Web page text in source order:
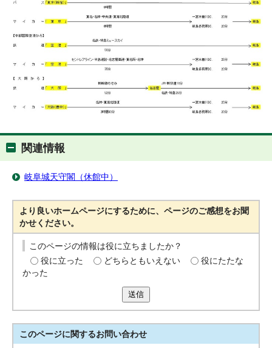
関連情報
岐阜城天守閣（休館中）
より良いホームページにするために、ページのご感想をお聞
かせください。
このページの情報は役に立ちましたか？
役に立った
どちらともいえない
役にたたな
かった
送信
このページに関するお問い合わせ